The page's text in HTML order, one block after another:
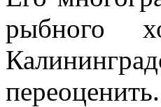
рыбного
переоценить.